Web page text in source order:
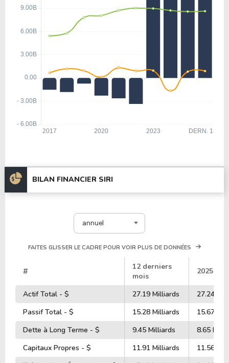
BILAN FINANCIER SIRI
annuel
FAITES GLISSER LE CADRE POUR VOIR PLUS DE DONNÉES
#
12 derniers
mois
2025
Actif Total - $ 27.19 Milliards
27.24
Passif Total - $
15.28 Milliards
15.67
Dette à Long Terme - $
9.45 Milliards
8.65
Capitaux Propres - $
11.91 Milliards
11.56